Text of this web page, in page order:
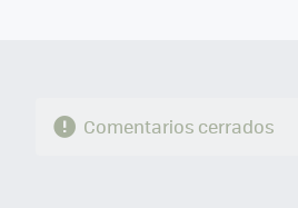
Comentarios cerrados